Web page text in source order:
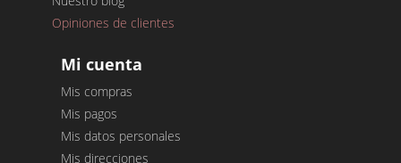
Opiniones de clientes
Mi cuenta
Mis compras
Mis pagos
Mis datos personales
Mis direcciones